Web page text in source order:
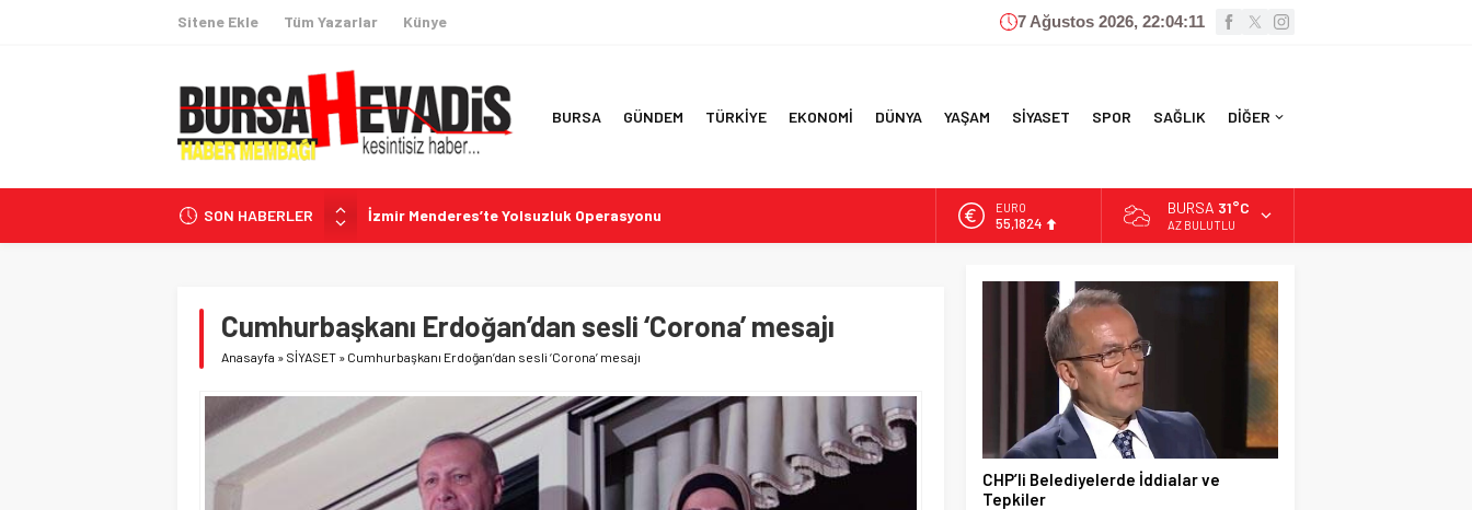
Sitene Ekle Tüm Yazarlar Künye 7 Ağustos 2026, 22:04:12
BURSA GÜNDEM TÜRKİYE EKONOMİ DÜNYA YAŞAM SİYASET SPOR SAĞLIK DİĞER
SON HABERLER
İzmir Menderes’te Yolsuzluk Operasyonu
İngiltere’de Tarihi Kuraklık ve Aşırı Sıcaklar
Coğrafi İşaretli Simitlerde Derecelendirme Sonuçları
CHP’li Belediyelerde İddialar ve Tepkiler
ALTIN
6.662,10
13.779,39
BURSA 31°C
AZ BULUTLU
Cumhurbaşkanı Erdoğan’dan sesli ‘Corona’ mesajı
Anasayfa » SİYASET » Cumhurbaşkanı Erdoğan’dan sesli ‘Corona’ mesajı
CHP’li Belediyelerde İddialar ve
Tepkiler